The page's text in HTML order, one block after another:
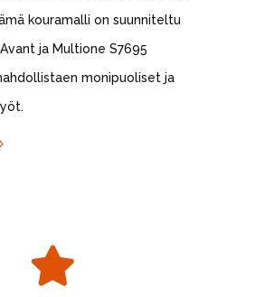
kouramalli on suunniteltu
ja Multione S7695
monipuoliset ja
